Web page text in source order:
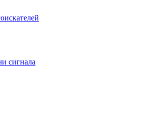
сигнала